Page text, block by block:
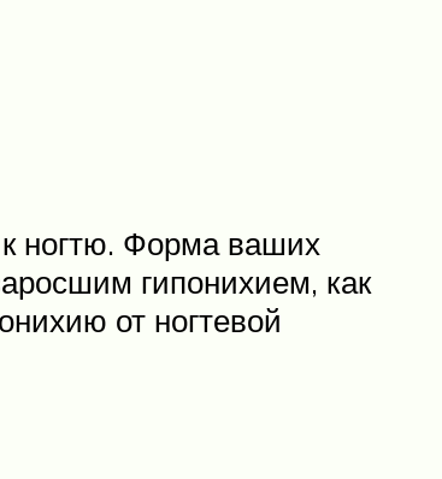
ногтю. Форма ваших
гипонихием, как
от ногтевой